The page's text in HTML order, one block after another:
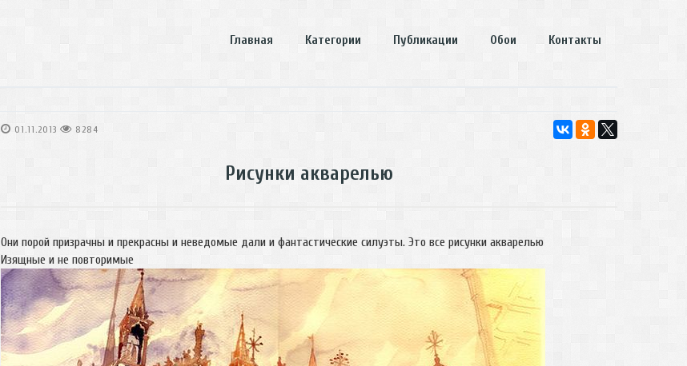
Главная Категории Публикации Обои Контакты
01.11.2013 8284
Рисунки акварелью
Они порой призрачны и прекрасны и неведомые дали и фантастические силуэты. Это все рисунки акварелью
Изящные и не повторимые